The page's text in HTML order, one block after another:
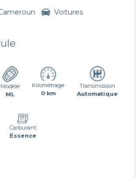
Voitures
Modèle
ML
Kilométrage
0 km
Transmission
Automatique
Carburant
Essence